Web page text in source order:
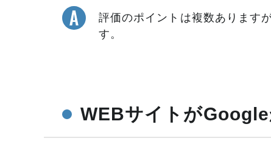
評価のポイントは複数あります
す。
WEBサイトが